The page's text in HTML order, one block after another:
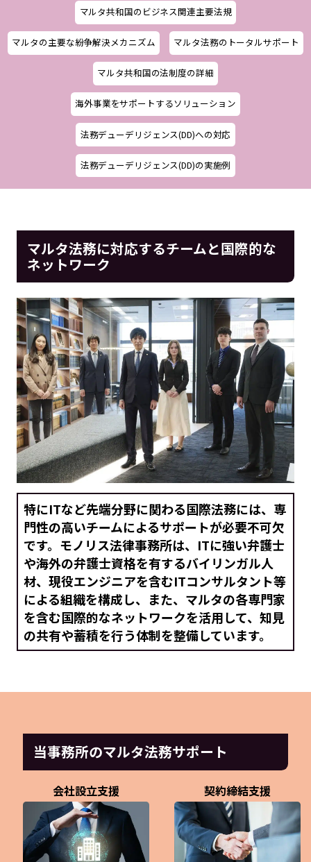
マルタ共和国のビジネス関連主要法規
マルタの主要な紛争解決メカニズム マルタ法務のトータルサポート
マルタ共和国の法制度の詳細
海外事業をサポートするソリューション
法務デューデリジェンス(DD)への対応
法務デューデリジェンス(DD)の実施例
マルタ法務に対応するチームと国際的な
ネットワーク
特にITなど先端分野に関わる国際法務には、専
門性の高いチームによるサポートが必要不可欠
です。モノリス法律事務所は、ITに強い弁護士
や海外の弁護士資格を有するバイリンガル人
材、現役エンジニアを含むITコンサルタント等
による組織を構成し、また、マルタの各専門家
を含む国際的なネットワークを活用して、知見
の共有や蓄積を行う体制を整備しています。
当事務所のマルタ法務サポート
会社設立支援 契約締結支援